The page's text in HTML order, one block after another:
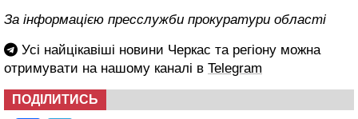
За інформацією пресслужби прокуратури області
Усі найцікавіші новини Черкас та регіону можна
отримувати на нашому каналі в Telegram
ПОДІЛИТИСЬ